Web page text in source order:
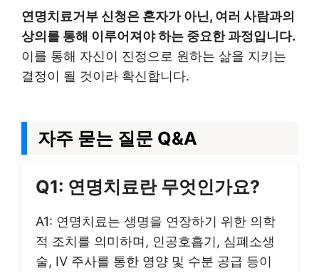
연명치료거부 신청은 혼자가 아닌, 여러 사람과의
상의를 통해 이루어져야 하는 중요한 과정입니다.
이를 통해 자신이 진정으로 원하는 삶을 지키는
결정이 될 것이라 확신합니다.
자주 묻는 질문 Q&A
Q1: 연명치료란 무엇인가요?
A1: 연명치료는 생명을 연장하기 위한 의학
적 조치를 의미하며, 인공호흡기, 심폐소생
술, IV 주사를 통한 영양 및 수분 공급 등이